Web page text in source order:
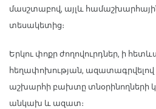
մասշտաբով, այլև
տեսակետից։
Երկու փոքր ժողովուրդներ, ի
հեղափոխության, ազատագրվելով
աշխարհի բախտը տնօրինողների
անկախ և ազատ։